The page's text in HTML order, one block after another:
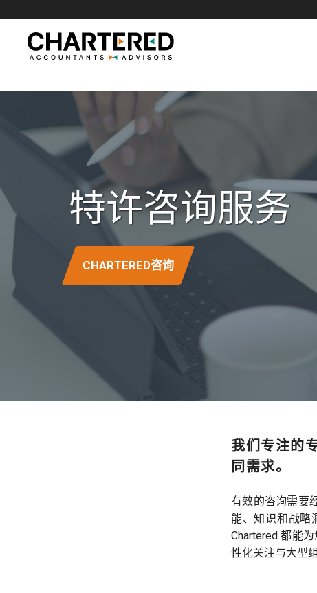
特许咨询服务
CHARTERED咨询
我们专注的
同需求。
有效的咨询需要
能、知识和战略
Chartered 都能
性化关注与大型